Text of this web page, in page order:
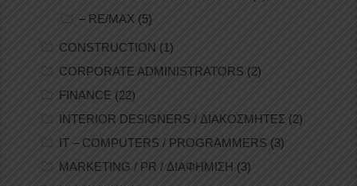
– RE/MAX (5)
CONSTRUCTION (1)
CORPORATE ADMINISTRATORS (2)
FINANCE (22)
INTERIOR DESIGNERS / ΔΙΑΚΟΣΜΗΤΕΣ (2)
IT – COMPUTERS / PROGRAMMERS (3)
MARKETING / PR / ΔΙΑΦΗΜΙΣΗ (3)